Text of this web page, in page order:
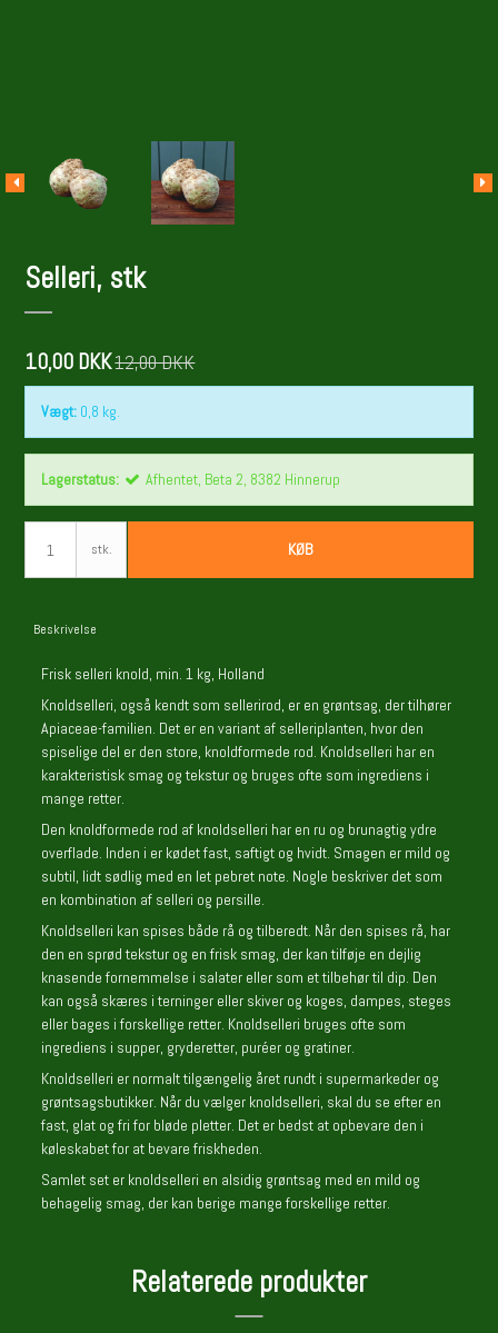
Selleri, stk
10,00 DKK12,00 DKK
Vægt: 0,8 kg.
Lagerstatus: Afhentet, Beta 2, 8382 Hinnerup
stk. KØB
Beskrivelse
Frisk selleri knold, min. 1 kg, Holland
Knoldselleri, også kendt som sellerirod, er en grøntsag, der tilhører
Apiaceae-familien. Det er en variant af selleriplanten, hvor den
spiselige del er den store, knoldformede rod. Knoldselleri har en
karakteristisk smag og tekstur og bruges ofte som ingrediens i
mange retter.
Den knoldformede rod af knoldselleri har en ru og brunagtig ydre
overflade. Inden i er kødet fast, saftigt og hvidt. Smagen er mild og
subtil, lidt sødlig med en let pebret note. Nogle beskriver det som
en kombination af selleri og persille.
Knoldselleri kan spises både rå og tilberedt. Når den spises rå, har
den en sprød tekstur og en frisk smag, der kan tilføje en dejlig
knasende fornemmelse i salater eller som et tilbehør til dip. Den
kan også skæres i terninger eller skiver og koges, dampes, steges
eller bages i forskellige retter. Knoldselleri bruges ofte som
ingrediens i supper, gryderetter, puréer og gratiner.
Knoldselleri er normalt tilgængelig året rundt i supermarkeder og
grøntsagsbutikker. Når du vælger knoldselleri, skal du se efter en
fast, glat og fri for bløde pletter. Det er bedst at opbevare den i
køleskabet for at bevare friskheden.
Samlet set er knoldselleri en alsidig grøntsag med en mild og
behagelig smag, der kan berige mange forskellige retter.
Relaterede produkter